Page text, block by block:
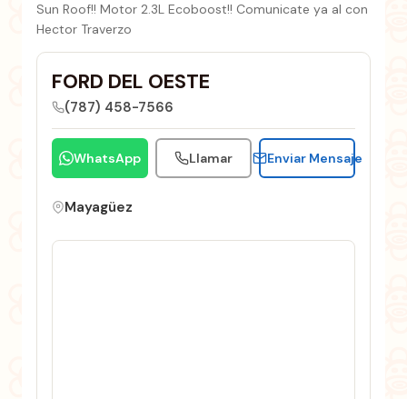
Sun Roof!! Motor 2.3L Ecoboost!! Comunicate ya al con
Hector Traverzo
FORD DEL OESTE
(787) 458-7566
WhatsApp Llamar Enviar Mensaje
Mayagüez